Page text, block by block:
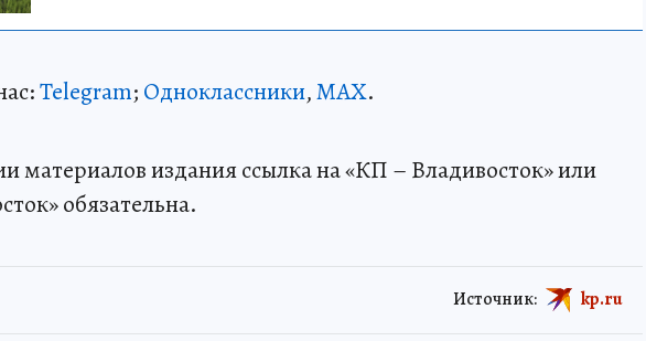
Telegram; Одноклассники,MAX.
материалов издания ссылка на «КП – Владивосток» или
обязательна.
Источник: kp.ru